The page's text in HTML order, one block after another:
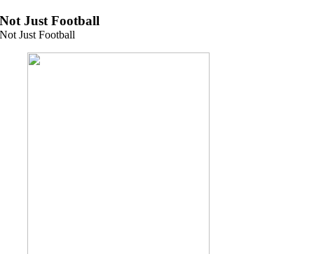
Zum
Inhalt
Not Just Football
Not Just Football